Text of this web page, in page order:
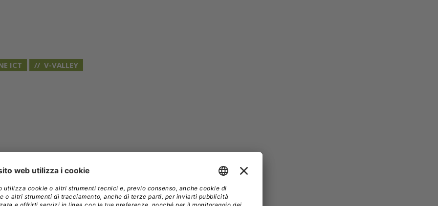
ICT V-VALLEY
il distributore è al servizio dell’MSP